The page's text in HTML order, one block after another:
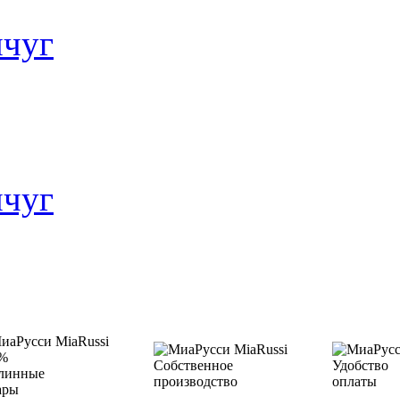
Собственное
производство
Удобство
оплаты